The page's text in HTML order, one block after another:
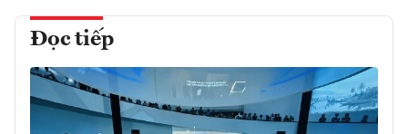
Đọc tiếp